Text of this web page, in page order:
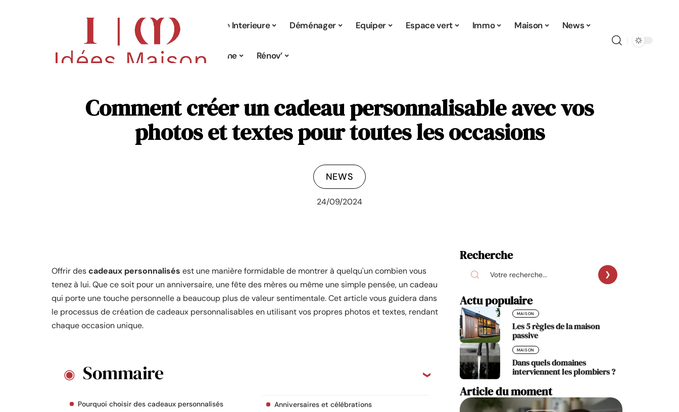
Déco Interieure Déménager Equiper Espace vert Immo Maison News
Piscine Rénov’
Comment créer un cadeau personnalisable avec vos
photos et textes pour toutes les occasions
NEWS
24/09/2024
Offrir descadeaux personnalisés est une manière formidable de montrer à quelqu'un combien vous
tenez à lui. Que ce soit pour un anniversaire, une fête des mères ou même une simple pensée, un cadeau
qui porte une touche personnelle a beaucoup plus de valeur sentimentale. Cet article vous guidera dans
le processus de création de cadeaux personnalisables en utilisant vos propres photos et textes, rendant
chaque occasion unique.
Sommaire
Pourquoi choisir des cadeaux personnalisés Anniversaires et célébrations
Recherche
Actu populaire
MAISON
Les 5 règles de la maison
passive
MAISON
Dans quels domaines
interviennent les plombiers ?
Article du moment